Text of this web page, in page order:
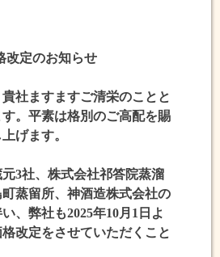
道
い
わ
れ
金
千
貫”仕
込
改定のお知らせ
社ますますご清栄のことと
。平素は格別のご高配を賜
げます。
3社、株式会社祁答院蒸溜
蒸留所、神酒造株式会社の
、弊社も2025年10月1日よ
改定をさせていただくこと